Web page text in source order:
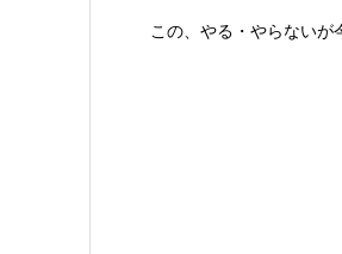
この、やる・やらないが